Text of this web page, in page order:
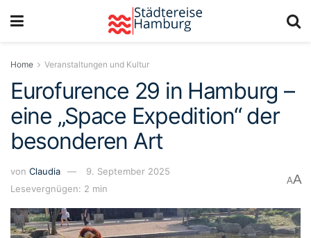
Home Veranstaltungen und Kultur
Eurofurence 29 in Hamburg –
eine „Space Expedition“ der
besonderen Art
von Claudia
9. September 2025
Lesevergnügen: 2 min
AA